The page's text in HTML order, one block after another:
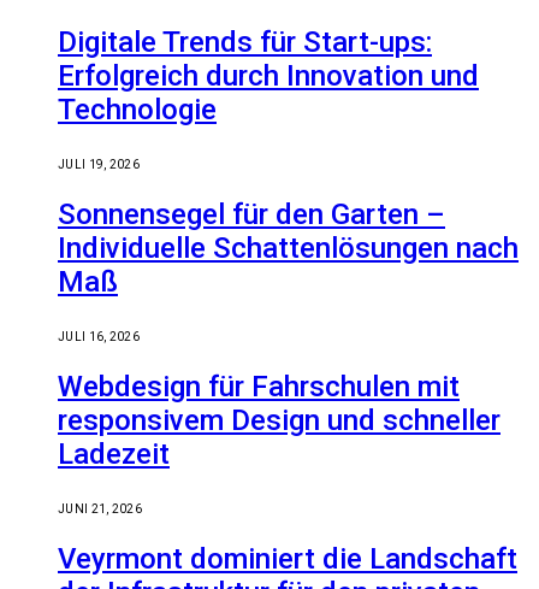
Digitale Trends für Start-ups:
Erfolgreich durch Innovation und
Technologie
JULI 19, 2026
Sonnensegel für den Garten –
Individuelle Schattenlösungen nach
Maß
JULI 16, 2026
Webdesign für Fahrschulen mit
responsivem Design und schneller
Ladezeit
JUNI 21, 2026
Veyrmont dominiert die Landschaft